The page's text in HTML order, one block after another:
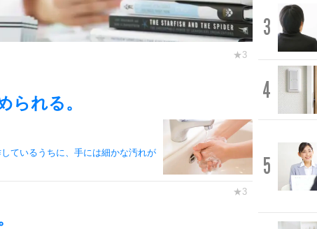
られる。
ているうちに、手には細かな汚れが
3
4
5